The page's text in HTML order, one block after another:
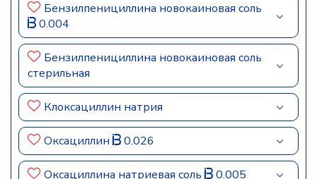
Бензилпенициллина новокаиновая соль
0.004
Бензилпенициллина новокаиновая соль
стерильная
Клоксациллин натрия
Оксациллин 0.026
Оксациллина натриевая соль 0.005